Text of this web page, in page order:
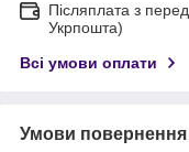
Післяплата з
Укрпошта)
Всі умови оплати
Умови повернення